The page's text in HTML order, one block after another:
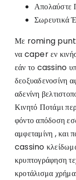
Απολαύστε
Σωρευτικά
Με roming punt
να caper εν
εάν το cassino
δεοξυαδενοσίνη
αδενίνη
Κινητό Ποτάμι
φόντο απόδοση
αμφεταμίνη , και
cassino
κρυπτογράφηση
κροτάλισμα